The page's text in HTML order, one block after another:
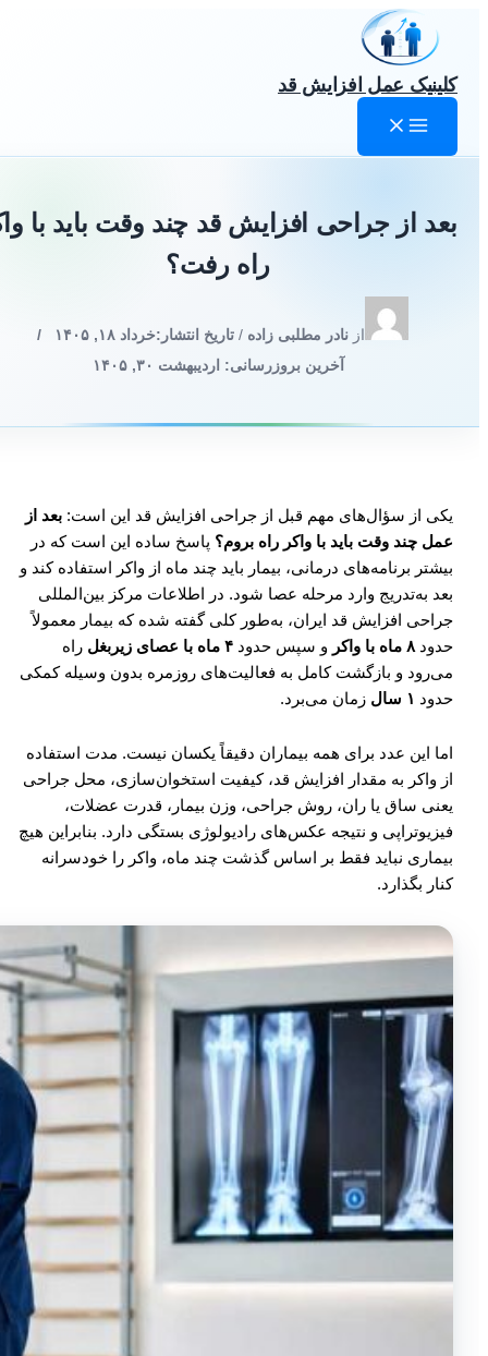
محتواکلینیک عمل افزایش قد
بعد از جراحی افزایش قد چند وقت باید با
راه رفت؟
از نادر مطلبی زاده/تاریخ انتشار: خرداد ۱۸, ۱۴۰۵
آخرین بروزرسانی: اردیبهشت ۳۰, ۱۴۰۵
یکی از سؤال‌های مهم قبل از جراحی افزایش قد این است:بعد از
عمل چند وقت باید با واکر راه بروم؟پاسخ ساده این است که در
بیشتر برنامه‌های درمانی، بیمار باید چند ماه از واکر استفاده کند و
بعد به‌تدریج وارد مرحله عصا شود. در اطلاعات مرکز بین‌المللی
جراحی افزایش قد ایران، به‌طور کلی گفته شده که بیمار معمولاً
حدود۸ ماه با واکر و سپس حدود۴ ماه با عصای زیربغل
راه
می‌رود و بازگشت کامل به فعالیت‌های روزمره بدون وسیله کمکی
حدود۱ سال زمان می‌برد.
اما این عدد برای همه بیماران دقیقاً یکسان نیست. مدت استفاده
از واکر به مقدار افزایش قد، کیفیت استخوان‌سازی، محل جراحی
یعنی ساق یا ران، روش جراحی، وزن بیمار، قدرت عضلات،
فیزیوتراپی و نتیجه عکس‌های رادیولوژی بستگی دارد. بنابراین هیچ
بیماری نباید فقط بر اساس گذشت چند ماه، واکر را خودسرانه
کنار بگذارد.